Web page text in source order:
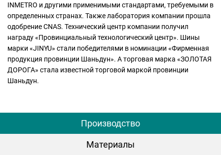
INMETRO и другими применимыми стандартами, требуемыми в
определенных странах. Также лаборатория компании прошла
одобрение CNAS. Технический центр компании получил
награду «Провинциальный технологический центр». Шины
марки «JINYU» стали победителями в номинации «Фирменная
продукция провинции Шаньдун». А торговая марка «ЗОЛОТАЯ
ДОРОГА» стала известной торговой маркой провинции
Шаньдун.
Производство
Материалы